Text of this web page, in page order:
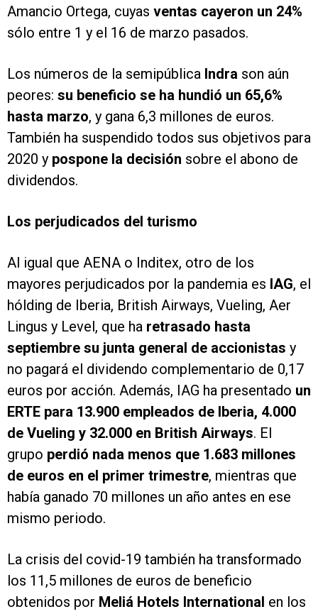
Amancio Ortega, cuyas ventas cayeron un 24%
sólo entre 1 y el 16 de marzo pasados.
Los números de la semipública Indra son aún
peores: su beneficio se ha hundió un 65,6%
hasta marzo, y gana 6,3 millones de euros.
También ha suspendido todos sus objetivos para
2020 y pospone la decisión sobre el abono de
dividendos.
Los perjudicados del turismo
Al igual que AENA o Inditex, otro de los
mayores perjudicados por la pandemia es IAG, el
hólding de Iberia, British Airways, Vueling, Aer
Lingus y Level, que ha retrasado hasta
septiembre su junta general de accionistas y
no pagará el dividendo complementario de 0,17
euros por acción. Además, IAG ha presentado un
ERTE para 13.900 empleados de Iberia, 4.000
de Vueling y 32.000 en British Airways. El
grupo perdió nada menos que 1.683 millones
de euros en el primer trimestre, mientras que
había ganado 70 millones un año antes en ese
mismo periodo.
La crisis del covid-19 también ha transformado
los 11,5 millones de euros de beneficio
obtenidos por Meliá Hotels International en los